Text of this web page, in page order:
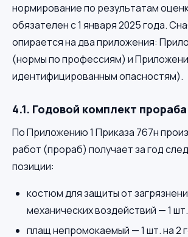
нормирование по результатам
обязателен с 1 января 2025 года.
опирается на два приложения:
(нормы по профессиям) и
идентифицированным опасностям).
4.1. Годовой комплект
По Приложению 1 Приказа 767н
работ (прораб) получает за год
позиции:
костюм для защиты от
механических воздействий — 1
плащ непромокаемый — 1 шт. на 2